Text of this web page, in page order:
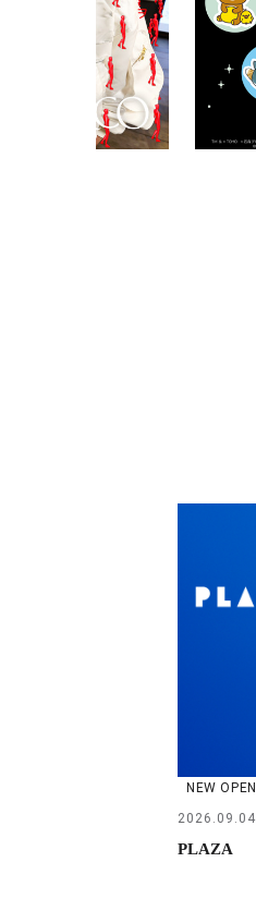
TAX FREE
PARCOメンバーズ
日本語
NEW OPEN
2026.09.04
PLAZA